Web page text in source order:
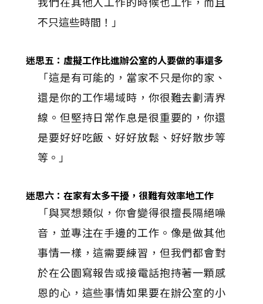
不只這些時間！」
迷思五：虛擬工作比進辦公室的人要做的事還多
「這是有可能的，當家不只是你的家、
還是你的工作場域時，你很難去劃清界
線。但堅持日常作息是很重要的，你還
是要好好吃飯、好好放鬆、好好散步等
等。」
迷思六：在家有太多干擾，很難有效率地工作
「與冥想類似，你會變得很擅長隔絕噪
音，並專注在手邊的工作。像是做其他
事情一樣，這需要練習，但我們都會對
於在公園寫報告或接電話抱持著一顆感
恩的心，這些事情如果要在辦公室的小